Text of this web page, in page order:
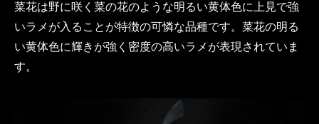
菜花は野に咲く菜の花のような明るい黄体色に上見で強
いラメが入ることが特徴の可憐な品種です。菜花の明る
い黄体色に輝きが強く密度の高いラメが表現されていま
す。